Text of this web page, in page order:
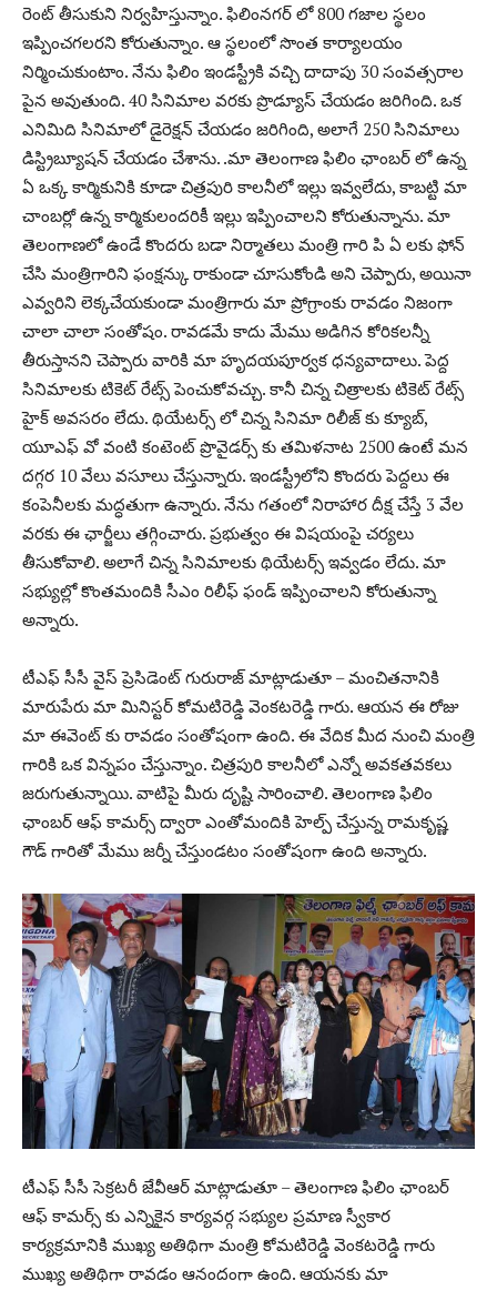
రెంట్ తీసుకుని నిర్వహిస్తున్నాం. ఫిలింనగర్ లో 800 గజాల స్థలం
ఇప్పించగలరని కోరుతున్నాం. ఆ స్థలంలో సొంత కార్యాలయం
నిర్మించుకుంటాం. నేను ఫిలిం ఇండస్ట్రీకి వచ్చి దాదాపు 30 సంవత్సరాల
పైన అవుతుంది. 40 సినిమాల వరకు ప్రొడ్యూస్ చేయడం జరిగింది. ఒక
ఎనిమిది సినిమాలో డైరెక్షన్ చేయడం జరిగింది, అలాగే 250 సినిమాలు
డిస్ట్రిబ్యూషన్ చేయడం చేశాను. .మా తెలంగాణ ఫిలిం ఛాంబర్ లో ఉన్న
ఏ ఒక్క కార్మికునికి కూడా చిత్రపురి కాలనీలో ఇల్లు ఇవ్వలేదు, కాబట్టి మా
చాంబర్లో ఉన్న కార్మికులందరికీ ఇల్లు ఇప్పించాలని కోరుతున్నాను. మా
తెలంగాణలో ఉండే కొందరు బడా నిర్మాతలు మంత్రి గారి పి ఏ లకు ఫోన్
చేసి మంత్రిగారిని ఫంక్షన్కు రాకుండా చూసుకోండి అని చెప్పారు, అయినా
ఎవ్వరిని లెక్కచేయకుండా మంత్రిగారు మా ప్రోగ్రాంకు రావడం నిజంగా
చాలా చాలా సంతోషం. రావడమే కాదు మేము అడిగిన కోరికలన్నీ
తీరుస్తానని చెప్పారు వారికి మా హృదయపూర్వక ధన్యవాదాలు. పెద్ద
సినిమాలకు టికెట్ రేట్స్ పెంచుకోవచ్చు. కానీ చిన్న చిత్రాలకు టికెట్ రేట్స్
హైక్ అవసరం లేదు. థియేటర్స్ లో చిన్న సినిమా రిలీజ్ కు క్యూబ్,
యూఎఫ్ వో వంటి కంటెంట్ ప్రొవైడర్స్ కు తమిళనాట 2500 ఉంటే మన
దగ్గర 10 వేలు వసూలు చేస్తున్నారు. ఇండస్ట్రీలోని కొందరు పెద్దలు ఈ
కంపెనీలకు మద్ధతుగా ఉన్నారు. నేను గతంలో నిరాహార దీక్ష చేస్తే 3 వేల
వరకు ఈ ఛార్జీలు తగ్గించారు. ప్రభుత్వం ఈ విషయంపై చర్యలు
తీసుకోవాలి. అలాగే చిన్న సినిమాలకు థియేటర్స్ ఇవ్వడం లేదు. మా
సభ్యుల్లో కొంతమందికి సీఎం రిలీఫ్ ఫండ్ ఇప్పించాలని కోరుతున్నా
అన్నారు.
టీఎఫ్ సీసీ వైస్ ప్రెసిడెంట్ గురురాజ్ మాట్లాడుతూ – మంచితనానికి
మారుపేరు మా మినిస్టర్ కోమటిరెడ్డి వెంకటరెడ్డి గారు. ఆయన ఈ రోజు
మా ఈవెంట్ కు రావడం సంతోషంగా ఉంది. ఈ వేదిక మీద నుంచి మంత్రి
గారికి ఒక విన్నపం చేస్తున్నాం. చిత్రపురి కాలనీలో ఎన్నో అవకతవకలు
జరుగుతున్నాయి. వాటిపై మీరు దృష్టి సారించాలి. తెలంగాణ ఫిలిం
ఛాంబర్ ఆఫ్ కామర్స్ ద్వారా ఎంతోమందికి హెల్ప్ చేస్తున్న రామకృష్ణ
గౌడ్ గారితో మేము జర్నీ చేస్తుండటం సంతోషంగా ఉంది అన్నారు.
టీఎఫ్ సీసీ సెక్రటరీ జేవీఆర్ మాట్లాడుతూ – తెలంగాణ ఫిలిం ఛాంబర్
ఆఫ్ కామర్స్ కు ఎన్నికైన కార్యవర్గ సభ్యుల ప్రమాణ స్వీకార
కార్యక్రమానికి ముఖ్య అతిథిగా మంత్రి కోమటిరెడ్డి వెంకటరెడ్డి గారు
ముఖ్య అతిథిగా రావడం ఆనందంగా ఉంది. ఆయనకు మా